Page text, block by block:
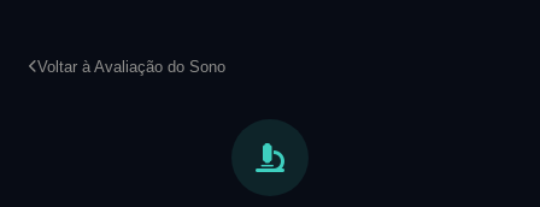
Voltar à Avaliação do Sono